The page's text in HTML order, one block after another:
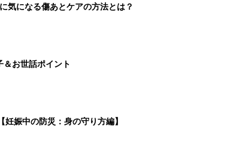
気になる傷あとケアの方法とは？
＆お世話ポイント
娠中の防災：身の守り方編】